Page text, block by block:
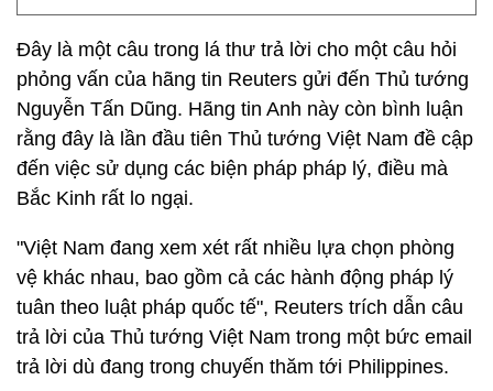
Đây là một câu trong lá thư trả lời cho một câu hỏi
phỏng vấn của hãng tin Reuters gửi đến Thủ tướng
Nguyễn Tấn Dũng. Hãng tin Anh này còn bình luận
rằng đây là lần đầu tiên Thủ tướng Việt Nam đề cập
đến việc sử dụng các biện pháp pháp lý, điều mà
Bắc Kinh rất lo ngại.
"Việt Nam đang xem xét rất nhiều lựa chọn phòng
vệ khác nhau, bao gồm cả các hành động pháp lý
tuân theo luật pháp quốc tế", Reuters trích dẫn câu
trả lời của Thủ tướng Việt Nam trong một bức email
trả lời dù đang trong chuyến thăm tới Philippines.